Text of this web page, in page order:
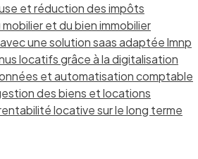
et réduction des impôts
et du bien immobilier
une solution saas adaptée lmnp
locatifs grâce à la digitalisation
et automatisation comptable
des biens et locations
locative sur le long terme